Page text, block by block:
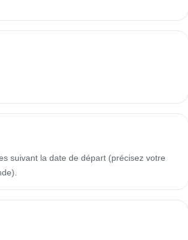
suivant la date de départ (précisez votre